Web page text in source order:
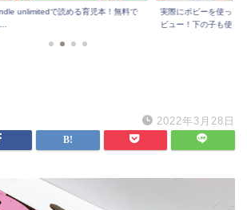
実際にポピーを使った3姉妹ママが正直レ
絵本の読み聞か
『聴く』絵本が
2022年3月28日